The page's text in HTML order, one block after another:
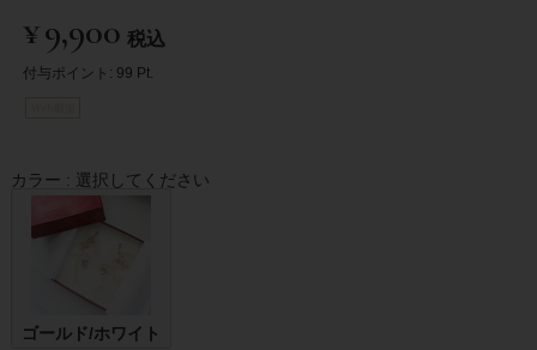
¥9,900 税込
付与ポイント: 99 Pt.
カラー 選択してください
ゴールド/ホワイト